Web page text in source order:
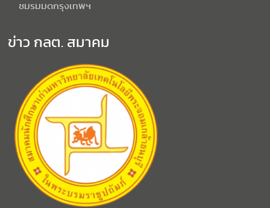
ชมรมมดกรุงเทพฯ
ข่าว กลต. สมาคม